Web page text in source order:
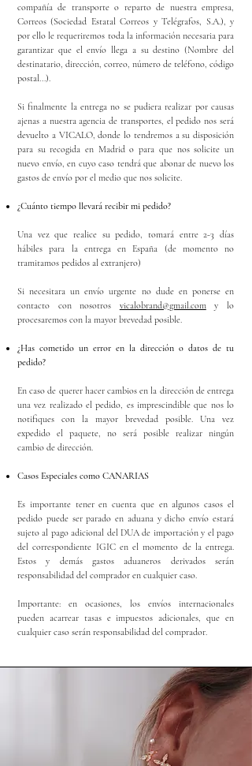
compañía de transporte o reparto de nuestra empresa,
Correos (Sociedad Estatal Correos y Telégrafos, S.A.), y
por ello le requeriremos toda la información necesaria para
garantizar que el envío llega a su destino (Nombre del
destinatario, dirección, correo, número de teléfono, código
postal...).
Si finalmente la entrega no se pudiera realizar por causas
ajenas a nuestra agencia de transportes, el pedido nos será
devuelto a VICALO, donde lo tendremos a su disposición
para su recogida en Madrid o para que nos solicite un
nuevo envío, en cuyo caso tendrá que abonar de nuevo los
gastos de envío por el medio que nos solicite.
¿Cuánto tiempo llevará recibir mi pedido?
Una vez que realice su pedido, tomará entre 2-3 días
hábiles para la entrega en España (de momento no
tramitamos pedidos al extranjero)
Si necesitara un envío urgente no dude en ponerse en
contacto con nosotros vicalobrand@gmail.comy lo
procesaremos con la mayor brevedad posible.
¿Has cometido un error en la dirección o datos de tu
pedido?
En caso de querer hacer cambios en la dirección de entrega
una vez realizado el pedido, es imprescindible que nos lo
notifiques con la mayor brevedad posible. Una vez
expedido el paquete, no será posible realizar ningún
cambio de dirección.
Casos Especiales como CANARIAS
Es importante tener en cuenta que en algunos casos el
pedido puede ser parado en aduana y dicho envío estará
sujeto al pago adicional del DUA de importación y el pago
del correspondiente IGIC en el momento de la entrega.
Estos y demás gastos aduaneros derivados serán
responsabilidad del comprador en cualquier caso.
Importante: en ocasiones, los envíos internacionales
pueden acarrear tasas e impuestos adicionales, que en
cualquier caso serán responsabilidad del comprador.